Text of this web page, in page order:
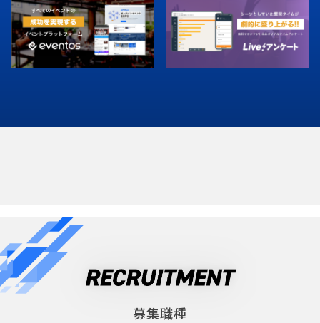
募集職種